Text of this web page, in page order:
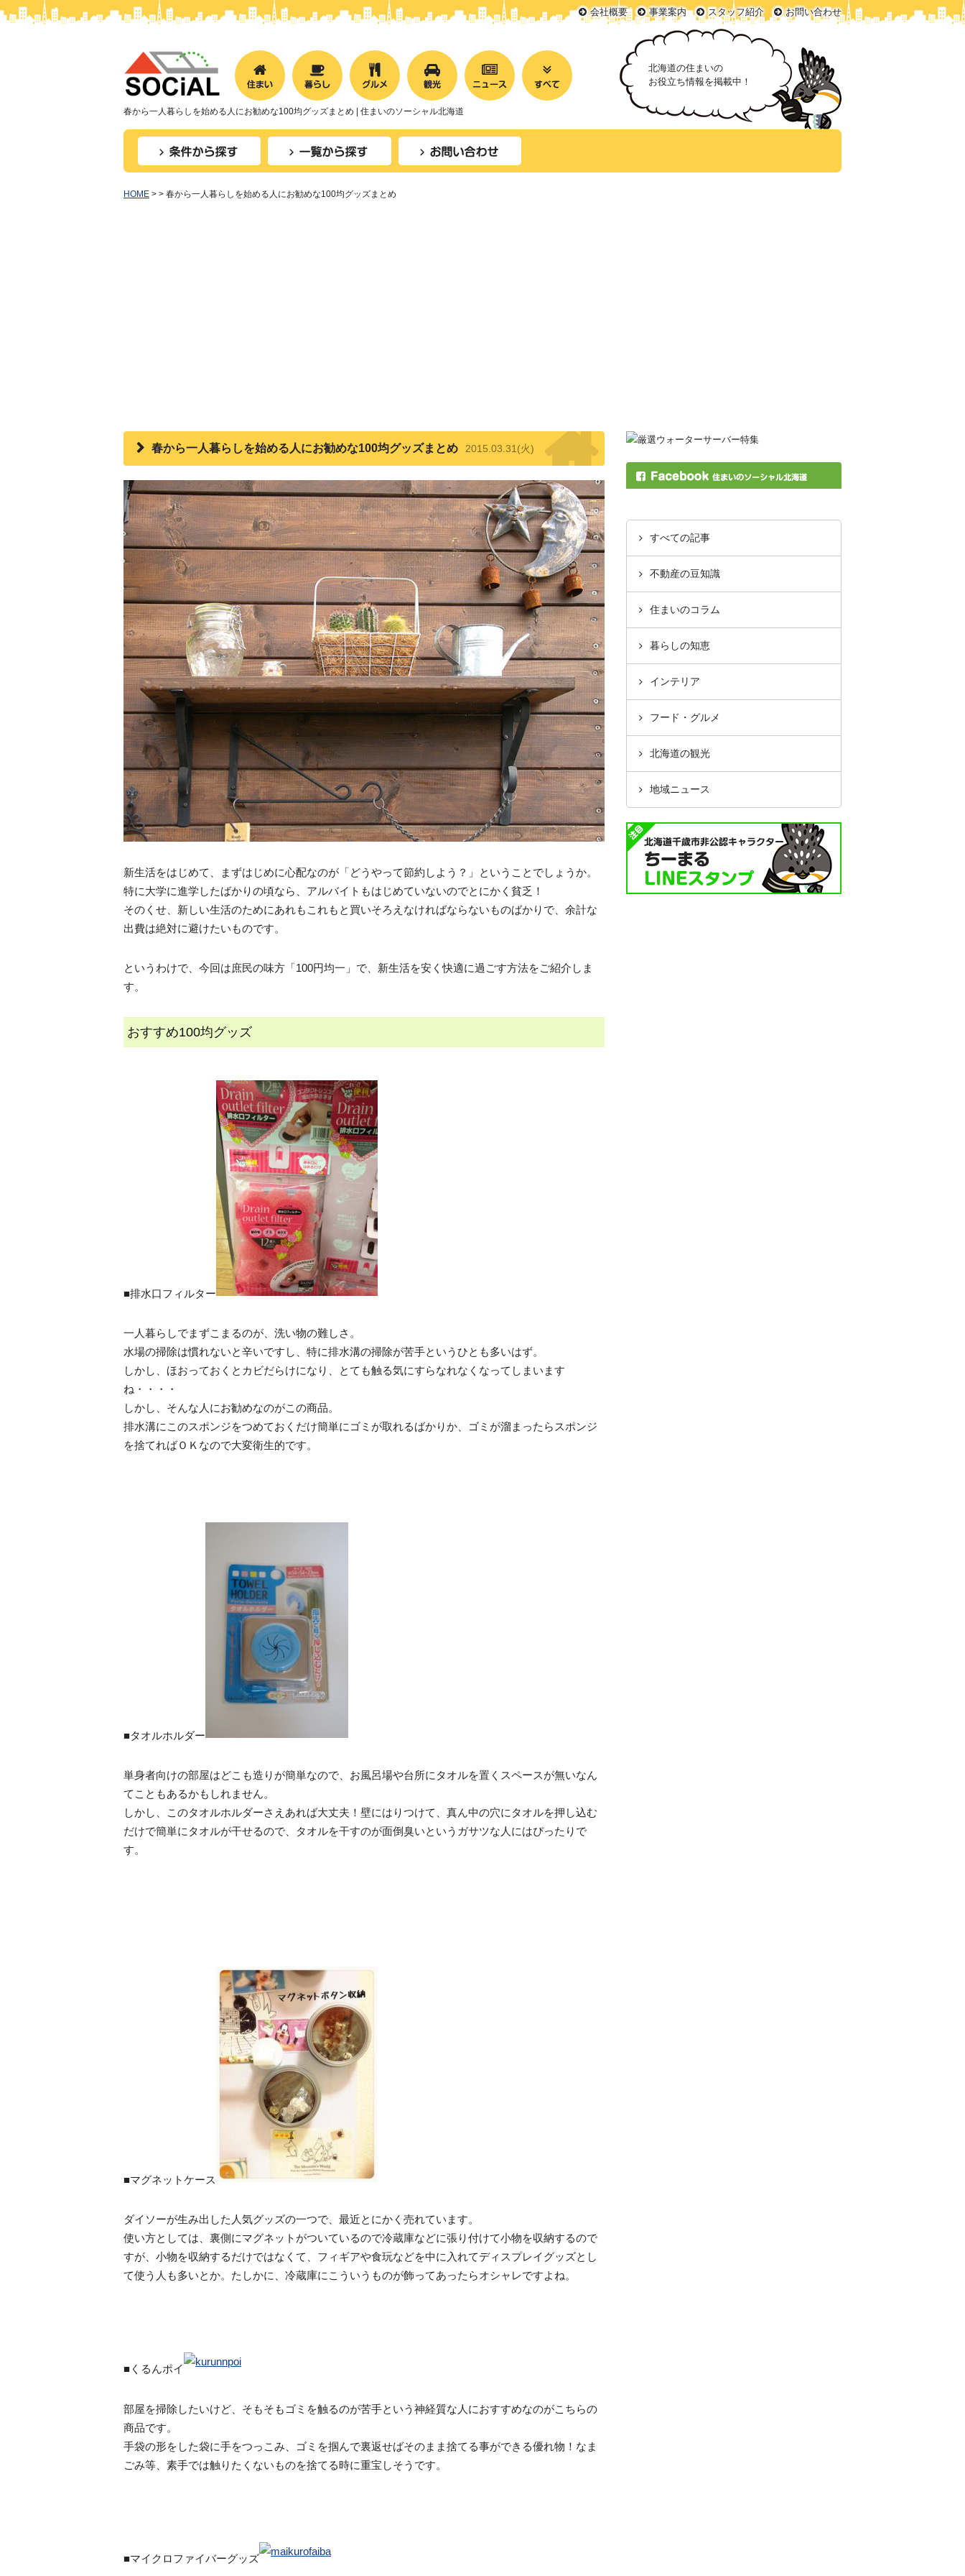
春から一人暮らしを始める人にお勧めな100均グッズまとめ | 住まいのソーシャル北海道
北海道の住まいの
お役立ち情報を掲載中！
会社概要 事業案内 スタッフ紹介 お問い合わせ
HOME > > 春から一人暮らしを始める人にお勧めな100均グッズまとめ
春から一人暮らしを始める人にお勧めな100均グッズまとめ 2015.03.31(火)
新生活をはじめて、まずはじめに心配なのが「どうやって節約しよう？」ということでしょうか。
特に大学に進学したばかりの頃なら、アルバイトもはじめていないのでとにかく貧乏！
そのくせ、新しい生活のためにあれもこれもと買いそろえなければならないものばかりで、余計な
出費は絶対に避けたいものです。
というわけで、今回は庶民の味方「100円均一」で、新生活を安く快適に過ごす方法をご紹介しま
す。
おすすめ100均グッズ
■排水口フィルター
一人暮らしでまずこまるのが、洗い物の難しさ。
水場の掃除は慣れないと辛いですし、特に排水溝の掃除が苦手というひとも多いはず。
しかし、ほおっておくとカビだらけになり、とても触る気にすらなれなくなってしまいます
ね・・・・
しかし、そんな人にお勧めなのがこの商品。
排水溝にこのスポンジをつめておくだけ簡単にゴミが取れるばかりか、ゴミが溜まったらスポンジ
を捨てればＯＫなので大変衛生的です。
■タオルホルダー
単身者向けの部屋はどこも造りが簡単なので、お風呂場や台所にタオルを置くスペースが無いなん
てこともあるかもしれません。
しかし、このタオルホルダーさえあれば大丈夫！壁にはりつけて、真ん中の穴にタオルを押し込む
だけで簡単にタオルが干せるので、タオルを干すのが面倒臭いというガサツな人にはぴったりで
す。
■マグネットケース
ダイソーが生み出した人気グッズの一つで、最近とにかく売れています。
使い方としては、裏側にマグネットがついているので冷蔵庫などに張り付けて小物を収納するので
すが、小物を収納するだけではなくて、フィギアや食玩などを中に入れてディスプレイグッズとし
て使う人も多いとか。たしかに、冷蔵庫にこういうものが飾ってあったらオシャレですよね。
■くるんポイ
部屋を掃除したいけど、そもそもゴミを触るのが苦手という神経質な人におすすめなのがこちらの
商品です。
手袋の形をした袋に手をつっこみ、ゴミを掴んで裏返せばそのまま捨てる事ができる優れ物！なま
ごみ等、素手では触りたくないものを捨てる時に重宝しそうです。
■マイクロファイバーグッズ
すべての記事
不動産の豆知識
住まいのコラム
暮らしの知恵
インテリア
フード・グルメ
北海道の観光
地域ニュース